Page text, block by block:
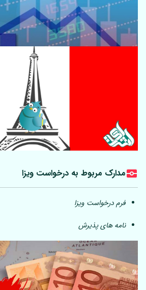
مدارک مربوط به درخواست ویزا
فرم درخواست ویزا
نامه های پذیرش